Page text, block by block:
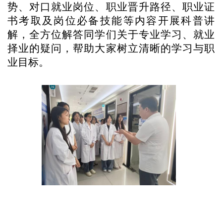
势、对口就业岗位、职业晋升路径、职业证
书考取及岗位必备技能等内容开展科普讲
解，全方位解答同学们关于专业学习、就业
择业的疑问，帮助大家树立清晰的学习与职
业目标。